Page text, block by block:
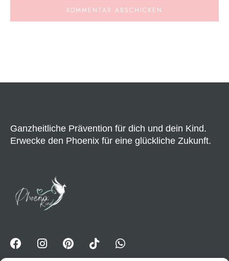
Ganzheitliche Prävention für dich und dein Kind.
Erwecke den Phoenix für eine glückliche Zukunft.